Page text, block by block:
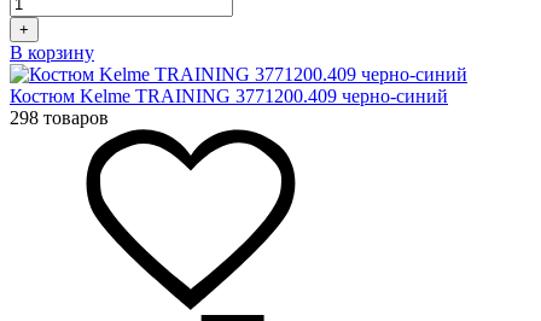
+
В корзину
Костюм Kelme TRAINING 3771200.409 черно-синий
298 товаров